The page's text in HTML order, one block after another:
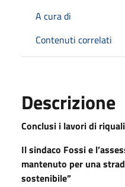
A cura di
Contenuti correlati
Descrizione
Conclusi i lavori di
Il sindaco Fossi e
mantenuto per una
sostenibile”